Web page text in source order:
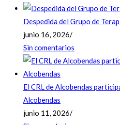
Despedida del Grupo de
junio 16, 2026/
Sin comentarios
El CRL de Alcobendas
Alcobendas
junio 11, 2026/